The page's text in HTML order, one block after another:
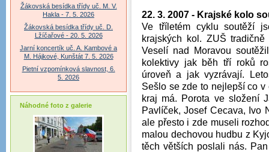
22. 3. 2007 - Krajské kolo
Ve tříletém cyklu soutěží
krajských kol. ZUŠ
Veselí nad Moravou
kolektivy jak běh tří roků
úroveň a jak vyzrávají.
Sešlo se zde to nejlepší co
kraj má. Porota ve složení
Pavlíček, Josef Cecava, Ivo
ale přesto i zde museli
malou dechovou hudbu z
těch větších poslali nás.
Žákovská besídka třídy uč. M. V.
Hakla - 7. 5. 2026
Žákovská besídka třídy uč. D.
Lžíčařové - 20. 5. 2026
Jarní koncertík uč. A. Kambové a
M. Hájkové, Kunštát 7. 5. 2026
Pietní vzpomínková slavnost, 6.
5. 2026
Náhodné foto z galerie